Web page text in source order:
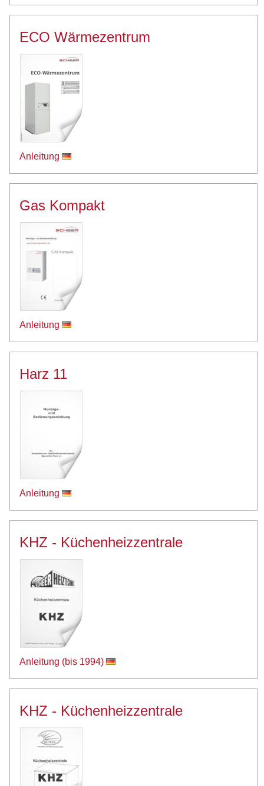
ECO Wärmezentrum
Anleitung
Gas Kompakt
Anleitung
Harz 11
Anleitung
KHZ - Küchenheizzentrale
Anleitung (bis 1994)
KHZ - Küchenheizzentrale